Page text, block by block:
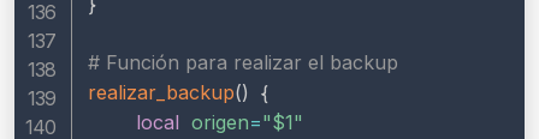
# Función para realizar el backup
realizar_backup() {
local origen="$1"